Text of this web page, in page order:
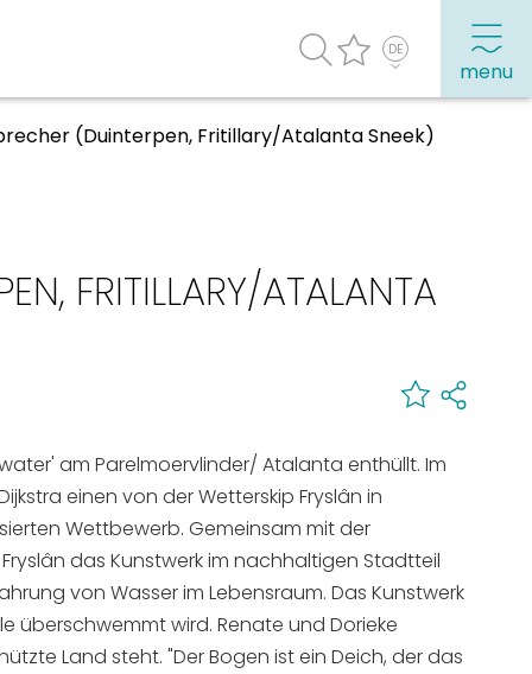
menu
Sneek mit Kinder
(Duinterpen, Fritillary/Atalanta Sneek)
FRITILLARY/ATALANTA
am Parelmoervlinder/ Atalanta enthüllt. Im
einen von der Wetterskip Fryslân in
Wettbewerb. Gemeinsam mit der
das Kunstwerk im nachhaltigen Stadtteil
von Wasser im Lebensraum. Das Kunstwerk
überschwemmt wird. Renate und Dorieke
Land steht. "Der Bogen ist ein Deich, der das